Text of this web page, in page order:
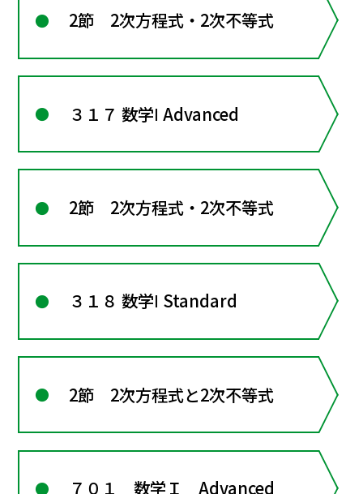
2節 2次方程式・2次不等式
３１７ 数学Ⅰ Advanced
2節 2次方程式・2次不等式
３１８ 数学Ⅰ Standard
2節 2次方程式と2次不等式
７０１ 数学Ｉ Advanced